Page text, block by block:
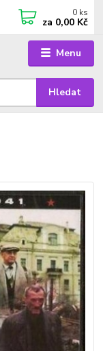
Menu
Hledat
0 ks
za 0,00 Kč